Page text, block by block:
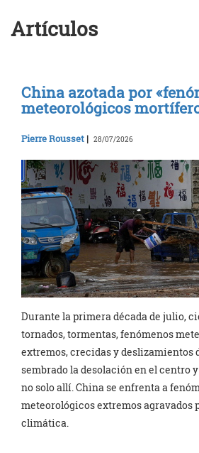
Artículos
China azotada por
meteorológicos
Pierre Rousset | 28/07/2026
Durante la primera década de julio,
tornados, tormentas, fenómenos
extremos, crecidas y deslizamientos
sembrado la desolación en el centro
no solo allí. China se enfrenta a
meteorológicos extremos agravados
climática.